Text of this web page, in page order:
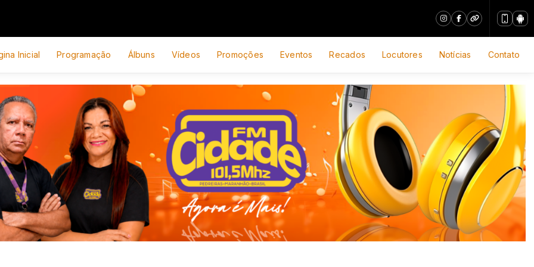
Inicial Programação Álbuns Vídeos Promoções Eventos Recados Locutores Notícias Contato